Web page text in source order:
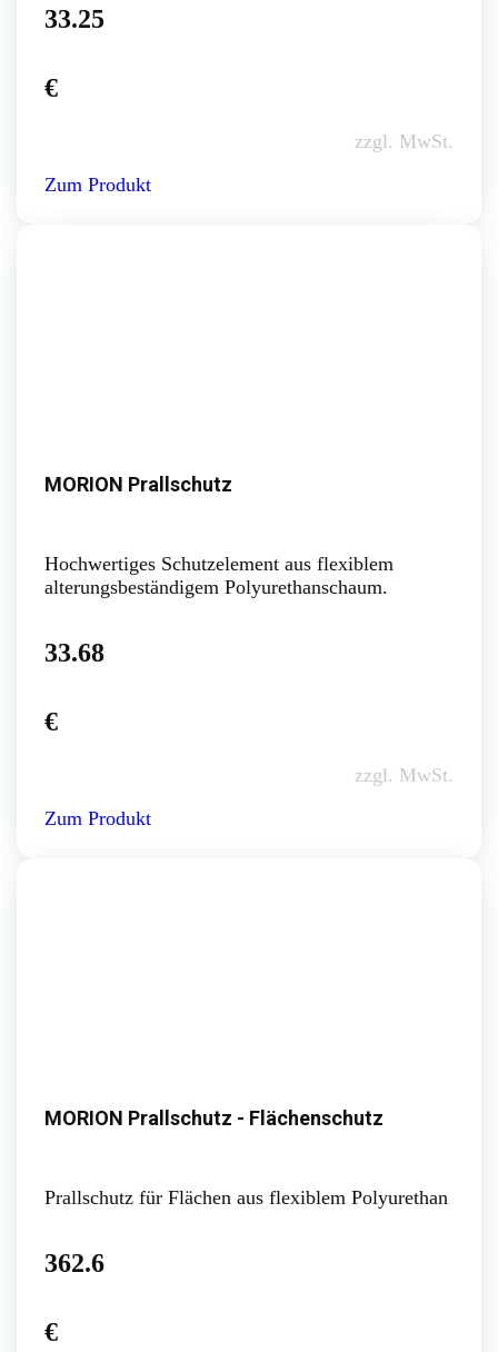
33.25
€
zzgl. MwSt.
Zum Produkt
MORION Prallschutz
Hochwertiges Schutzelement aus flexiblem
alterungsbeständigem Polyurethanschaum.
33.68
€
zzgl. MwSt.
Zum Produkt
MORION Prallschutz - Flächenschutz
Prallschutz für Flächen aus flexiblem Polyurethan
362.6
€